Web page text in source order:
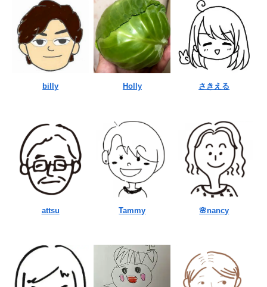
billy Holly さきえる
attsu Tammy 🌸nancy